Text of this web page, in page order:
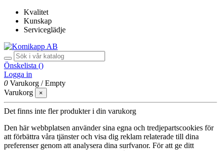
Kvalitet
Kunskap
Serviceglädje
Önskelista ()
Logga in
0 Varukorg /Empty
Varukorg
×
Det finns inte fler produkter i din varukorg
Den här webbplatsen använder sina egna och tredjepartscookies för
att förbättra våra tjänster och visa dig reklam relaterade till dina
preferenser genom att analysera dina surfvanor. För att ge ditt